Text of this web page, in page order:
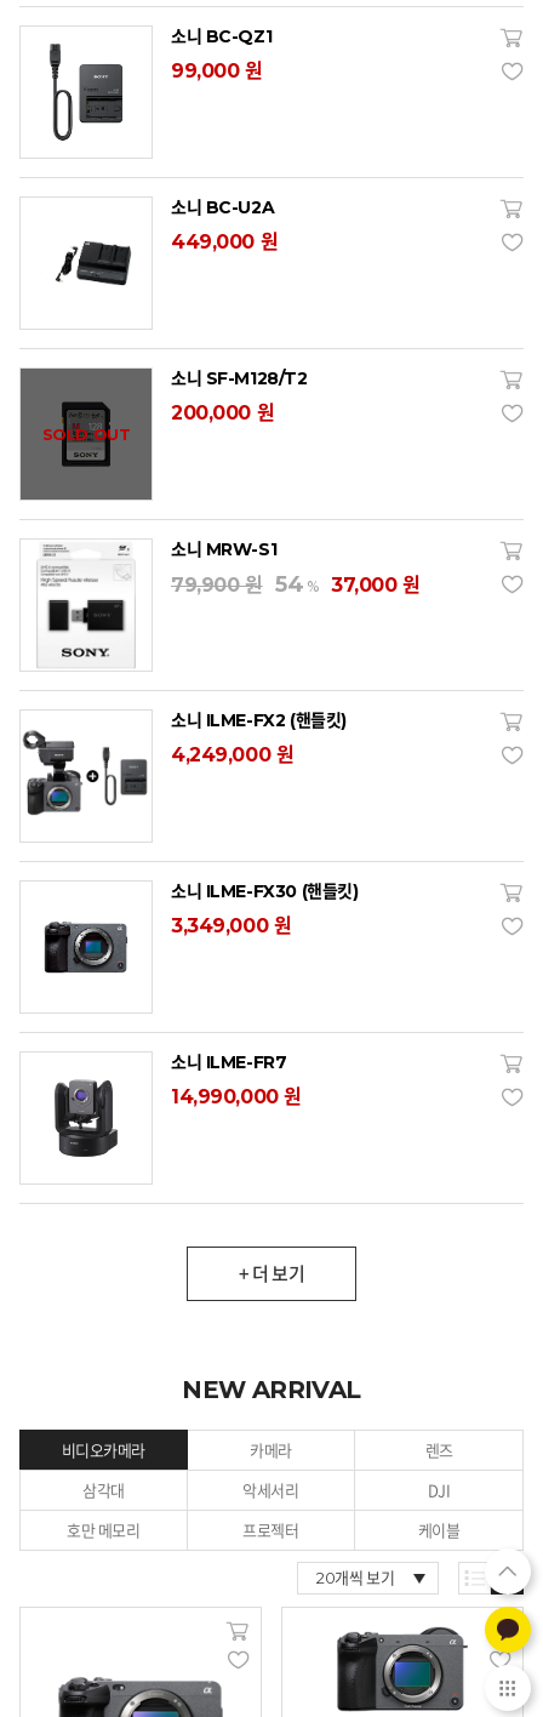
소니 BC-QZ1
99,000 원
소니 BC-U2A
449,000 원
SOLD OUT
소니 SF-M128/T2
200,000 원
소니 MRW-S1
79,900 원 54 % 37,000 원
소니 ILME-FX2 (핸들킷)
4,249,000 원
소니 ILME-FX30 (핸들킷)
3,349,000 원
소니 ILME-FR7
14,990,000 원
+ 더 보기
NEW ARRIVAL
비디오카메라 카메라
렌즈
삼각대
악세서리
DJI
호만 메모리
프로젝터 케이블